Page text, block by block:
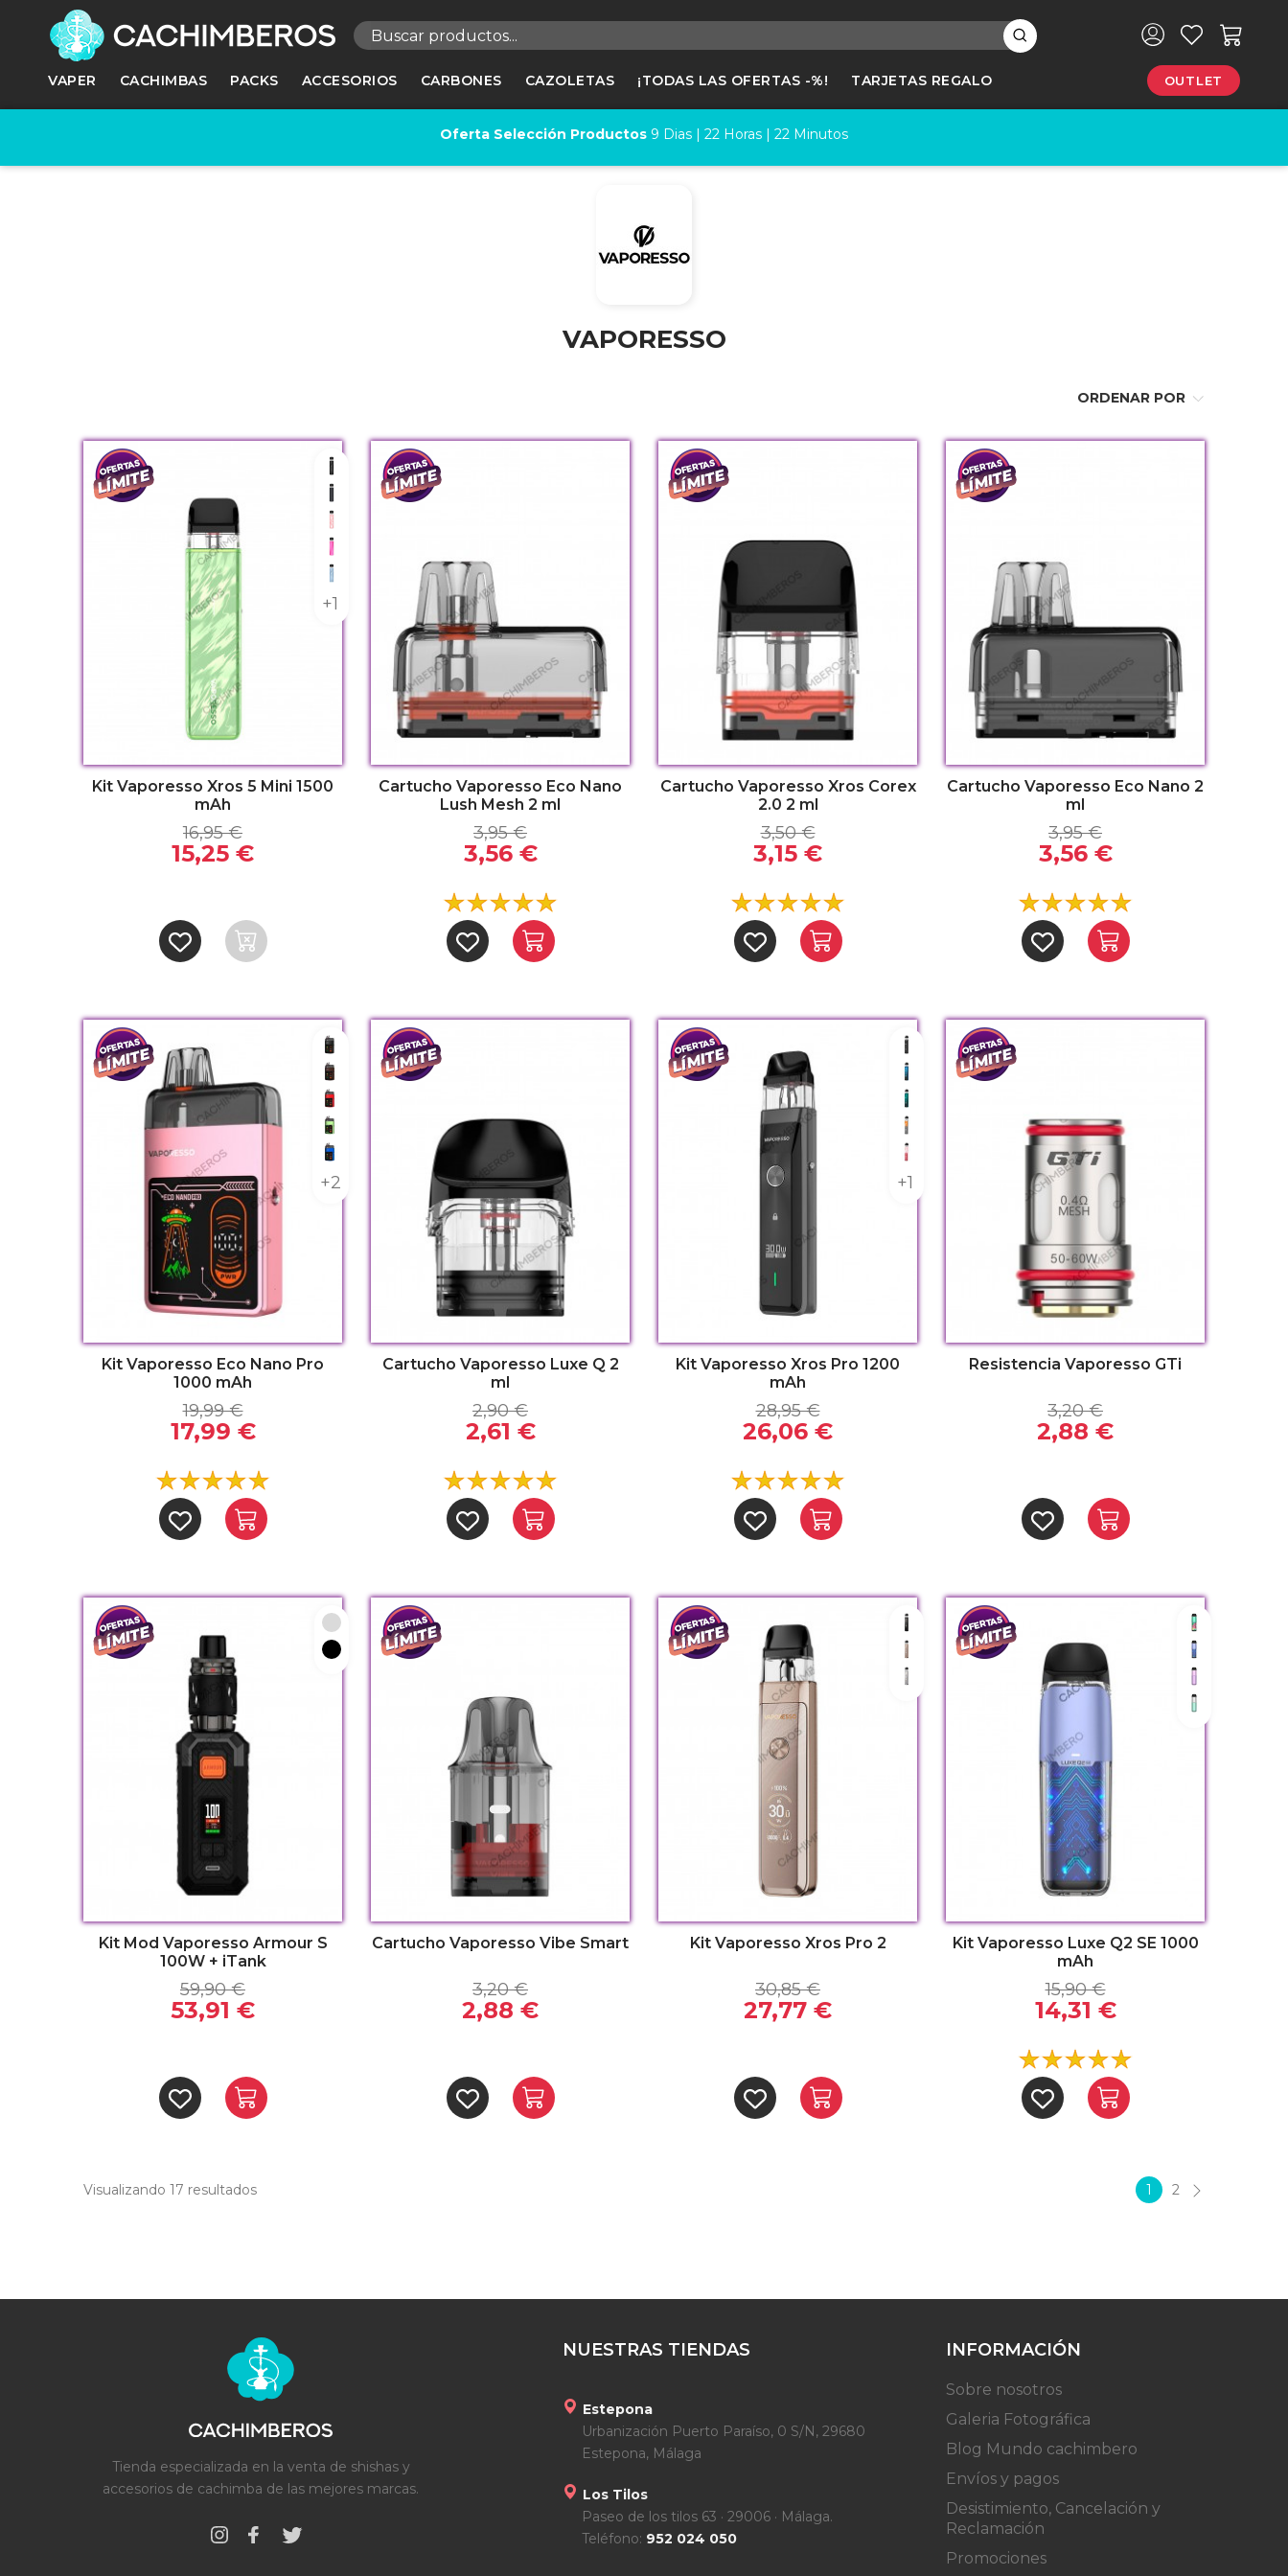
VAPER CACHIMBAS PACKS ACCESORIOS CARBONES CAZOLETAS ¡TODAS LAS OFERTAS -%! TARJETAS REGALO OUTLET
Oferta Selección Productos 9 Dias | 22 Horas | 22 Minutos
VAPORESSO
ORDENAR POR
Black
Carbon Black
Flowing Pink
Rose Red
Sky Blue
+1
Kit Vaporesso Xros 5 Mini 1500
mAh
16,95 €
15,25 €
Cartucho Vaporesso Eco Nano
Lush Mesh 2 ml
3,95 €
3,56 €
Cartucho Vaporesso Xros Corex
2.0 2 ml
3,50 €
3,15 €
Cartucho Vaporesso Eco Nano 2
ml
3,95 €
3,56 €
Black
Coffee Brown
Coral Red
Emerald Green
Ocean Blue
+2
Kit Vaporesso Eco Nano Pro
1000 mAh
19,99 €
17,99 €
Cartucho Vaporesso Luxe Q 2
ml
2,90 €
2,61 €
Black
Blue
Green
Orange
Pink
+1
Kit Vaporesso Xros Pro 1200
mAh
28,95 €
26,06 €
Resistencia Vaporesso GTi
3,20 €
2,88 €
Silver
Black
Kit Mod Vaporesso Armour S
100W + iTank
59,90 €
53,91 €
Cartucho Vaporesso Vibe Smart
3,20 €
2,88 €
Glittering Black
Glittering Gold
Glittering Silver
Kit Vaporesso Xros Pro 2
30,85 €
27,77 €
Abstract
Digital Blue
Lilac Purple
Mint Green
Kit Vaporesso Luxe Q2 SE 1000
mAh
15,90 €
14,31 €
Visualizando 17 resultados 1 2
Tienda especializada en la venta de shishas y
accesorios de cachimba de las mejores marcas.
NUESTRAS TIENDAS
Estepona
Urbanización Puerto Paraíso, 0 S/N, 29680
Estepona, Málaga
Los Tilos
Paseo de los tilos 63 · 29006 · Málaga.
Teléfono: 952 024 050
INFORMACIÓN
Sobre nosotros
Galeria Fotográfica
Blog Mundo cachimbero
Envíos y pagos
Desistimiento, Cancelación y
Reclamación
Promociones
Registrarse ×
Necesitas hacer login para guardar productos en tu lista de deseos